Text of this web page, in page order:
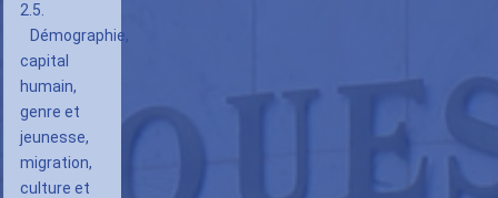
2.5.
Démographie,
capital
humain,
genre et
jeunesse,
migration,
culture et
du
passé